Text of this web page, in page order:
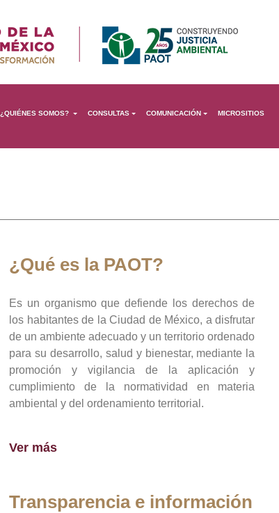
¿QUIÉNES SOMOS? CONSULTAS COMUNICACIÓN MICROSITIOS
¿Qué es la PAOT?
Es un organismo que defiende los derechos de
los habitantes de la Ciudad de México, a disfrutar
de un ambiente adecuado y un territorio ordenado
para su desarrollo, salud y bienestar, mediante la
promoción y vigilancia de la aplicación y
cumplimiento de la normatividad en materia
ambiental y del ordenamiento territorial.
Ver más
Transparencia e información